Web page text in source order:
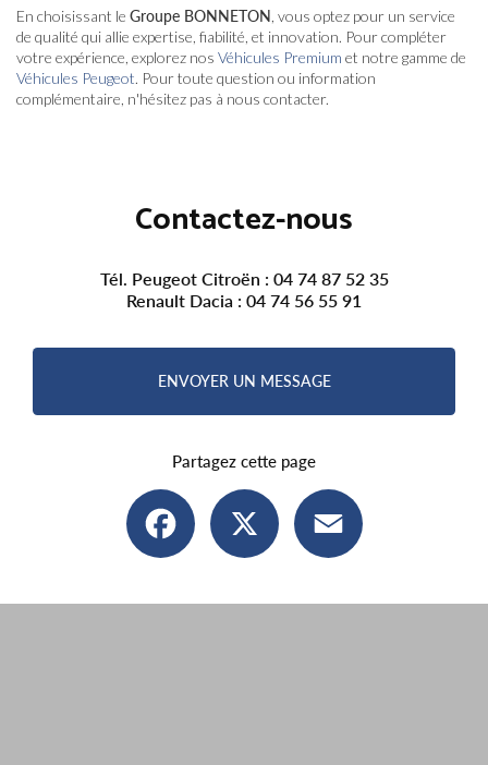
En choisissant le Groupe BONNETON , vous optez pour un service
de qualité qui allie expertise, fiabilité, et innovation. Pour compléter
votre expérience, explorez nos Véhicules Premium et notre gamme de
Véhicules Peugeot. Pour toute question ou information
complémentaire, n'hésitez pas à nous contacter.
Contactez-nous
Tél. Peugeot Citroën : 04 74 87 52 35
Renault Dacia : 04 74 56 55 91
ENVOYER UN MESSAGE
Partagez cette page
Facebook